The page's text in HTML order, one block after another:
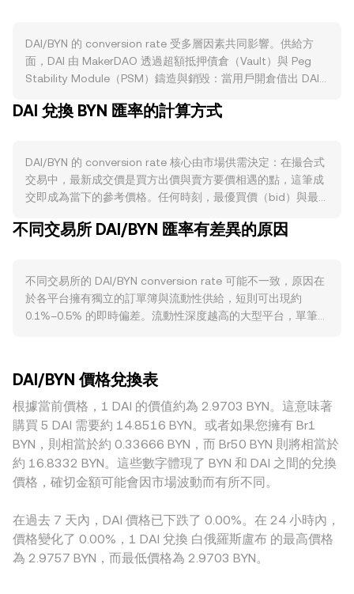
DAI/BYN 的 conversion rate 受多層因素共同影響。供給方
面，DAI 由 MakerDAO 透過超額抵押債倉（Vault）與 Peg
Stability Module（PSM）鑄造與銷毀：當用戶開倉借出 DAI
定資產（如 USDC）一比一兌換 DAI，於市場偏離時迅速擴張
的是，DAI 並無「減半」機制。需求則取決於 DAI 的實際使用
場景：DeFi 借貸與槓桿交易、鏈上結算與支付、交易所保證金
與避險等活動都會提升對 DAI 的持有與使用。當 MakerDAO
配置時，對 DAI 的需求常會上升。宏觀層面上，DAI 長期錨定
市場偏離與流動性。若 BYN 相對美元走強或走弱，會直接反映
在 DAI/BYN 的報價。監管事件也很關鍵：對穩定幣的法規框
架、對法幣出入金渠道的限制、制裁名單調整，以及
永續合約的資金費率變化、季度結算或選擇權到期對整體市場
流動性的衝擊，會間接牽動 DAI 的買賣需求；大型地址（俗稱
「巨鯨」）透過 PSM 大額兌換或集中還債與開債倉，亦可能
在短時間內造成 DAI 對美元的微小溢折價，進而反映在
DAI/BYN 報價上。
DAI 兌換 BYN 匯率的計算方式
DAI/BYN 的 conversion rate 核心由市場供需決定：在撮合式
交易中，最新成交價是買方出價與賣方要價相遇的點，這筆成
交即成為當下的參考價格。任何時刻，最優買價（bid）與最
可視為即時的中間價。若觀察多個平台，資料聚合方常以成交
影響更大。就單筆換算而言，可用簡單算式表示：若 1 DAI 對
應 R BYN，則 BYN 數值 = DAI 數量 × R；反之，DAI 數量 =
BYN 數值 ÷ R。在許多場景，DAI 也有相當可觀的 DEX 流動
價格，其中價格近似等於 y/x；大額兌換會因池子失衡而產生
滑點，進而在短時間內影響觀察到的 DAI/BYN conversion
rate。綜合而言，單一平台以最新成交決定當下價格，跨平台
則傾向以 VWAP 反映整體共識，並根據實際成交量分配影響
力。
不同交易所 DAI/BYN 匯率有差異的原因
不同交易所的 DAI/BYN conversion rate 可能不一致，原因在
於各平台擁有獨立的訂單簿與流動性供給，短則可出現約
0.1%–0.5% 的即時偏差。流動性深度越高的大型平台，單筆大
性、對穩定幣的合規要求、以及當地對 BYN 的資本管制，都可
能導致 DAI 兌 BYN 報價不同。此外，許多平台實際上透過跨
幣種路徑定價，例如先以 DAI/USDT 確定價格，再結合
USDT/BYN 得出 DAI/BYN，若 USDT 對 BYN 存在基差或溢折
價，會傳導至最終報價。雖然套利者會在平台間低買高賣以收
斂價差，但受限於交易成本、鏈上轉帳與法幣結算時間，以及
風險限制，套利並非即時且完美，因此各平台之間的 DAI/BYN
DAI/BYN 價格兌換表
根據當前價格，1 DAI 的價值約為 2.9703 BYN。這意味著
購買 5 DAI 需要約 14.8516 BYN。或者如果您擁有 Br1
BYN，則相當於約 0.33666 BYN，而 Br50 BYN 則將相當於
約 16.8332 BYN。這些數字體現了 BYN 和 DAI 之間的兌換
價格，確切金額可能會因市場波動而有所不同。
在過去 7 天內，DAI 價格已下跌了 0.00%。在 24 小時內，
價格變化了 0.00%，1 DAI 兌換 白俄羅斯盧布 的最高價格
為 2.9757 BYN，而最低價格為 2.9703 BYN。